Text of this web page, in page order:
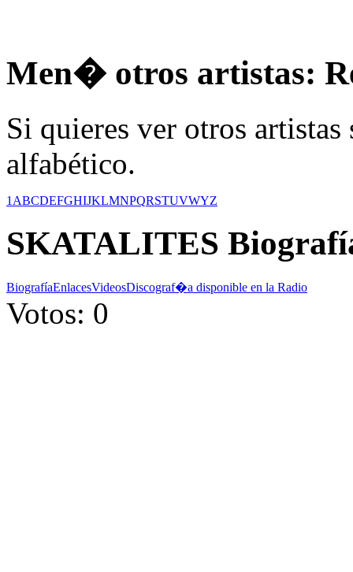
Men� otros artistas:
Si quieres ver otros
alfabético.
1 ABCDEFGHIJKLMNPQRSTUVWYZ
SKATALITES
BiografíaEnlacesVideosDiscograf�a disponible en la Radio
Votos: 0